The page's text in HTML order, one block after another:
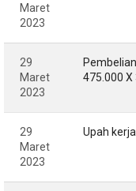
Maret
2023
29
Maret
2023
475.000 X
29
Maret
2023
Upah